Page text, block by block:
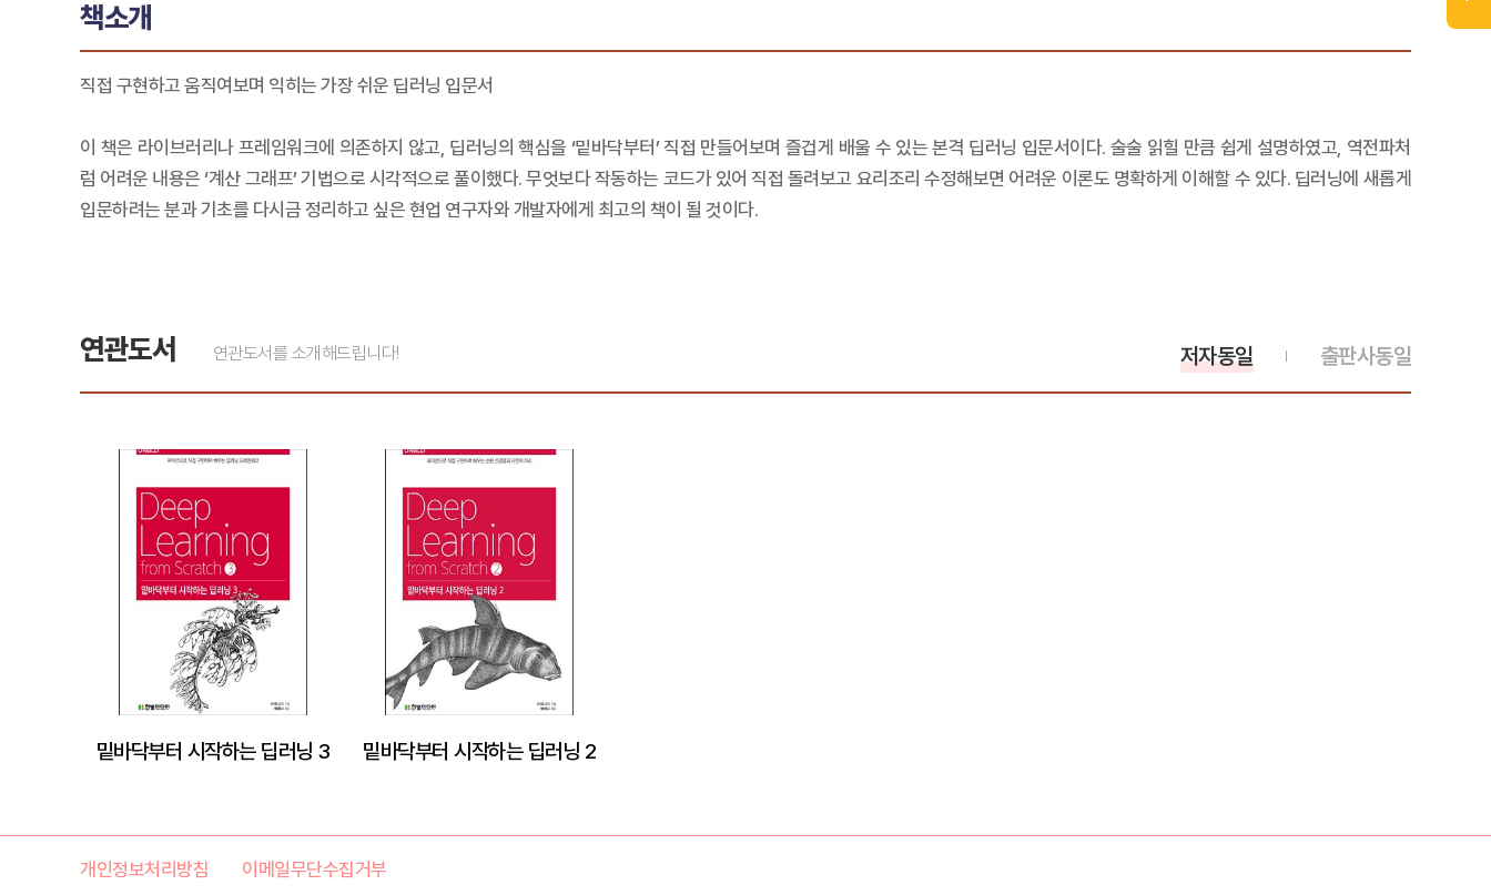
책소개
직접 구현하고 움직여보며 익히는 가장 쉬운 딥러닝 입문서
이 책은 라이브러리나 프레임워크에 의존하지 않고, 딥러닝의 핵심을 ‘밑바닥부터’ 직접 만들어보며 즐겁게 배울 수 있는 본격 딥러닝 입문서이다. 술술 읽힐 만큼 쉽게 설명하였고, 역전파처
럼 어려운 내용은 ‘계산 그래프’ 기법으로 시각적으로 풀이했다. 무엇보다 작동하는 코드가 있어 직접 돌려보고 요리조리 수정해보면 어려운 이론도 명확하게 이해할 수 있다. 딥러닝에 새롭게
입문하려는 분과 기초를 다시금 정리하고 싶은 현업 연구자와 개발자에게 최고의 책이 될 것이다.
연관도서 연관도서를 소개해드립니다! 출판사동일
저자동일
밑바닥부터 시작하는 딥러닝 3 밑바닥부터 시작하는 딥러닝 2
개인정보처리방침 이메일무단수집거부